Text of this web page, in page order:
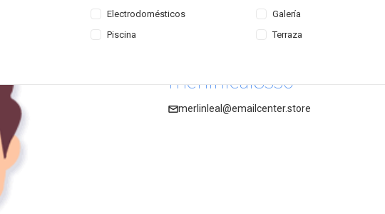
Electrodomésticos
Galería
Piscina
Terraza
merlinleal8350
merlinleal@emailcenter.store